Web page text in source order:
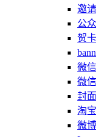
邀
公
贺
微
微
封
淘
微